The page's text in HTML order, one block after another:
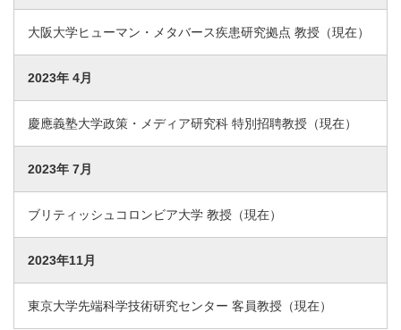
大阪大学ヒューマン・メタバース疾患研究拠点 教授（現在）
2023年 4月
慶應義塾大学政策・メディア研究科 特別招聘教授（現在）
2023年 7月
ブリティッシュコロンビア大学 教授（現在）
2023年11月
東京大学先端科学技術研究センター 客員教授（現在）